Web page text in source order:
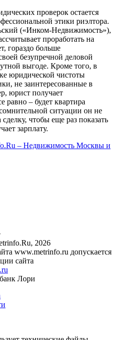
проверок остается
этики риэлтора.
(«Инком-Недвижимость»),
проработать на
гораздо больше
безупречной деловой
выгоде. Кроме того, в
юридической чистоты
не заинтересованные в
юрист получает
равно – будет квартира
ситуации он не
чтобы еще раз показать
зарплату.
– Недвижимость Москвы и
2026
www.metrinfo.ru допускается
сайта
Лори